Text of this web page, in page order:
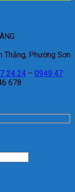
Thắng, Phường Sơn
24 24 – 0949 47
678